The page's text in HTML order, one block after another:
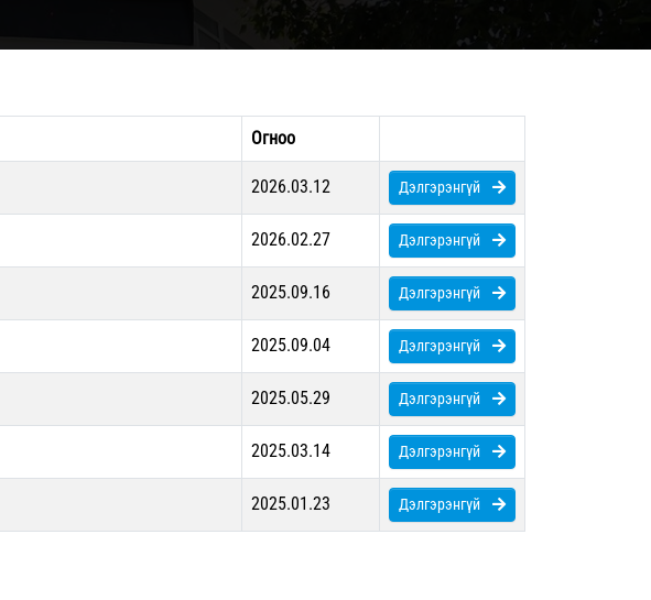
Огноо
2026.03.12 Дэлгэрэнгүй
2026.02.27 Дэлгэрэнгүй
2025.09.16 Дэлгэрэнгүй
2025.09.04 Дэлгэрэнгүй
2025.05.29 Дэлгэрэнгүй
2025.03.14 Дэлгэрэнгүй
2025.01.23 Дэлгэрэнгүй